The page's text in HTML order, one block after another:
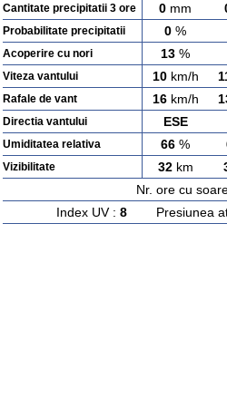
Cantitate precipitatii 3 ore 0 mm
Probabilitate precipitatii 0 %
Acoperire cu nori 13 %
Viteza vantului 10km/h
Rafale de vant 16km/h
Directia vantului ESE
Umiditatea relativa 66 %
Vizibilitate 32km
Nr. ore cu
Index UV : 8Presiunea